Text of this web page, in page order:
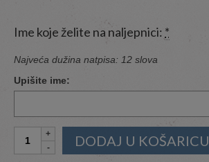
Ime koje želite na naljepnici: *
Najveća dužina natpisa: 12 slova
Upišite ime:
Cvijeće
DODAJ U KOŠARICU